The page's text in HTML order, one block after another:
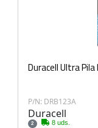
Duracell Ultra
P/N: DRB123A
Duracell
2 8 uds.